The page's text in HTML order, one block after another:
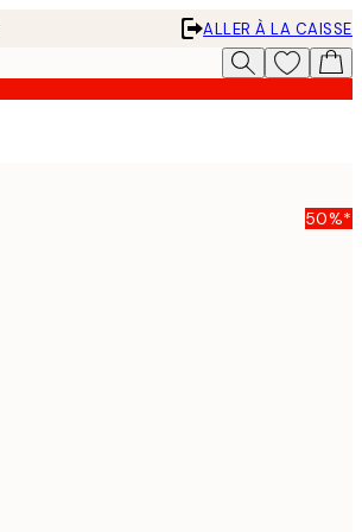
ALLER À LA CAISSE
50%*